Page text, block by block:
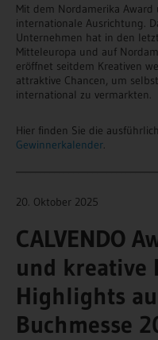
Mit dem Nordamerika Award
internationale Ausrichtung.
Unternehmen hat in den
Mitteleuropa und auf
eröffnet seitdem Kreativen
attraktive Chancen, um
international zu vermarkten.
Hier finden Sie die
Gewinnerkalender
20. Oktober 2025
CALVENDO
und kreative
Highlights
Buchmesse